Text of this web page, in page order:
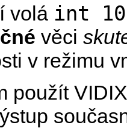
volá int
věci
v režimu
použít